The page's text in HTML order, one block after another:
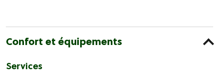
Confort et équipements
Services